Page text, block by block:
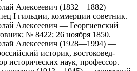
Алексеевич (1832—1882) —
I гильдии, коммерции советник.
Алексеевич — Георгиевский
№ 8422; 26 ноября 1850.
Алексеевич (1928—1994) —
историк, востоковед-
исторических наук, профессор.